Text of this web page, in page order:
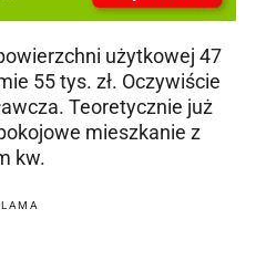
użytkowej 47
55 tys. zł. Oczywiście
Teoretycznie już
mieszkanie z
kw.